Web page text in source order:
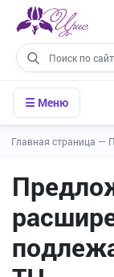
☰ Меню
Главная страница —